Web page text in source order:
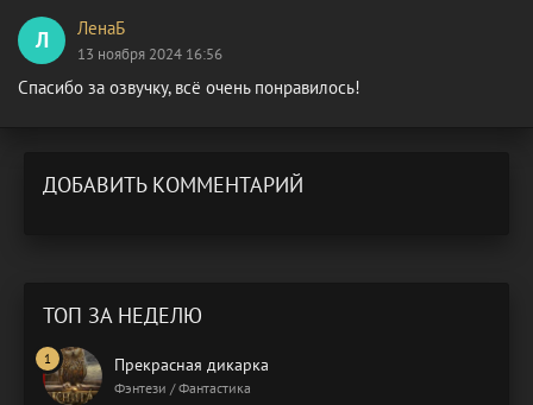
Л ЛенаБ
13 ноября 2024 16:56
Спасибо за озвучку, всё очень понравилось!
ДОБАВИТЬ КОММЕНТАРИЙ
ТОП ЗА НЕДЕЛЮ
Прекрасная дикарка
Фэнтези / Фантастика